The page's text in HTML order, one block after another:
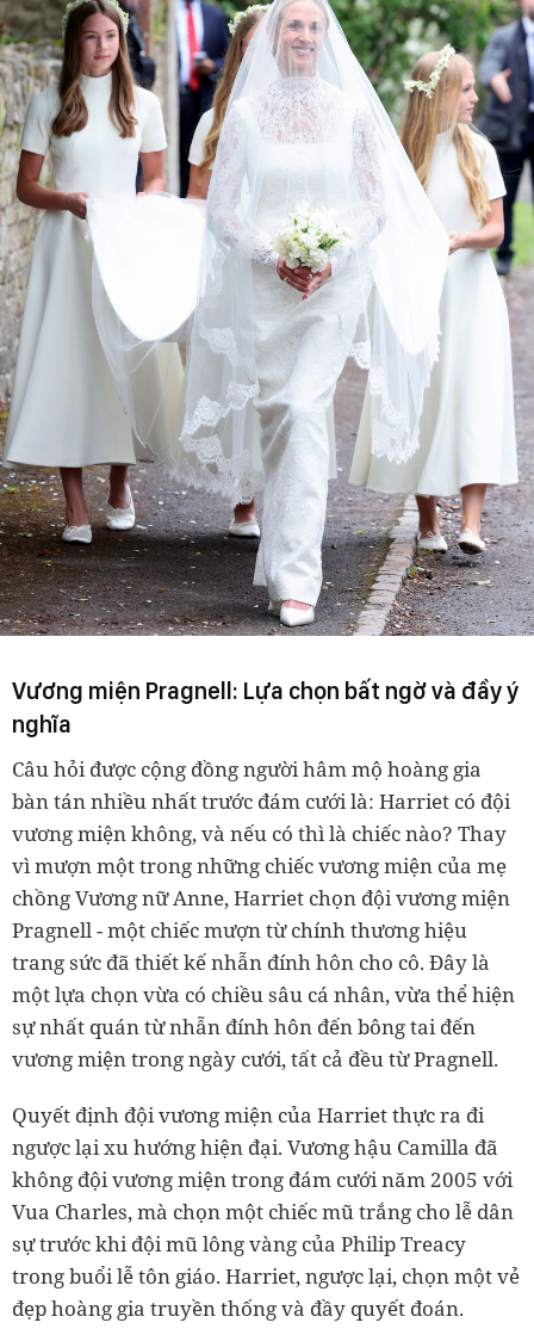
Vương miện Pragnell: Lựa chọn bất ngờ và đầy ý
nghĩa
Câu hỏi được cộng đồng người hâm mộ hoàng gia
bàn tán nhiều nhất trước đám cưới là: Harriet có đội
vương miện không, và nếu có thì là chiếc nào? Thay
vì mượn một trong những chiếc vương miện của mẹ
chồng Vương nữ Anne, Harriet chọn đội vương miện
Pragnell - một chiếc mượn từ chính thương hiệu
trang sức đã thiết kế nhẫn đính hôn cho cô. Đây là
một lựa chọn vừa có chiều sâu cá nhân, vừa thể hiện
sự nhất quán từ nhẫn đính hôn đến bông tai đến
vương miện trong ngày cưới, tất cả đều từ Pragnell.
Quyết định đội vương miện của Harriet thực ra đi
ngược lại xu hướng hiện đại. Vương hậu Camilla đã
không đội vương miện trong đám cưới năm 2005 với
Vua Charles, mà chọn một chiếc mũ trắng cho lễ dân
sự trước khi đội mũ lông vàng của Philip Treacy
trong buổi lễ tôn giáo. Harriet, ngược lại, chọn một vẻ
đẹp hoàng gia truyền thống và đầy quyết đoán.